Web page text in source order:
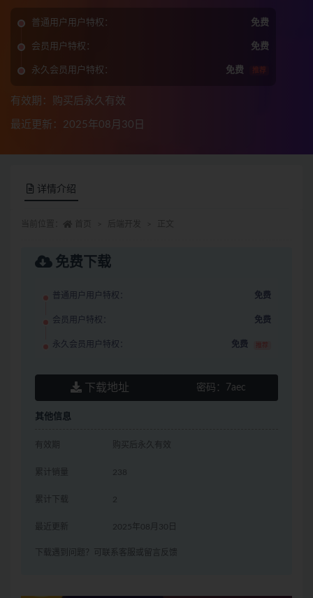
普通用户用户特权： 免费
会员用户特权： 免费
永久会员用户特权： 免费 推荐
有效期：购买后永久有效
最近更新：2025年08月30日
详情介绍
免费下载
普通用户用户特权： 免费
会员用户特权： 免费
永久会员用户特权： 免费 推荐
下载地址 密码： 7aec
其他信息
有效期 购买后永久有效
累计销量 238
累计下载 2
最近更新 2025年08月30日
下载遇到问题？可联系客服或留言反馈